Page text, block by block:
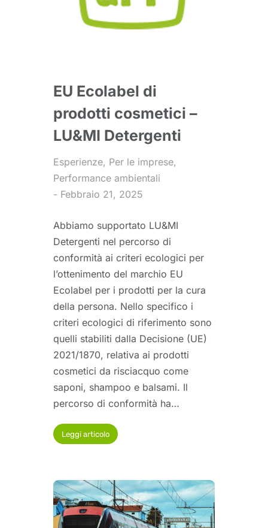
EU Ecolabel di
prodotti cosmetici –
LU&MI Detergenti
Esperienze, Per le imprese,
Performance ambientali
Febbraio 21, 2025
Abbiamo supportato LU&MI
Detergenti nel percorso di
conformità ai criteri ecologici per
l’ottenimento del marchio EU
Ecolabel per i prodotti per la cura
della persona. Nello specifico i
criteri ecologici di riferimento sono
quelli stabiliti dalla Decisione (UE)
2021/1870, relativa ai prodotti
cosmetici da risciacquo come
saponi, shampoo e balsami. Il
percorso di conformità ha…
Leggi articolo